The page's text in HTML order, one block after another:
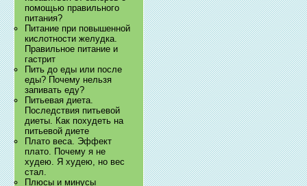
помощью правильного
питания?
Питание при повышенной
кислотности желудка.
Правильное питание и
гастрит
Пить до еды или после
еды? Почему нельзя
запивать еду?
Питьевая диета.
Последствия питьевой
диеты. Как похудеть на
питьевой диете
Плато веса. Эффект
плато. Почему я не
худею. Я худею, но вес
стал.
Плюсы и минусы